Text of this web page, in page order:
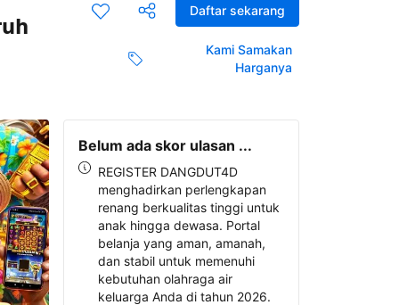
Daftar sekarang
Kami Samakan
Harganya
Belum ada skor ulasan ...
REGISTER DANGDUT4D
menghadirkan perlengkapan
renang berkualitas tinggi untuk
anak hingga dewasa. Portal
belanja yang aman, amanah,
dan stabil untuk memenuhi
kebutuhan olahraga air
keluarga Anda di tahun 2026.